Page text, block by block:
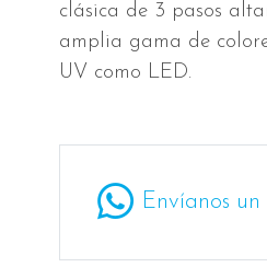
clásica de 3 pasos
amplia gama de
UV como LED.
Envíanos